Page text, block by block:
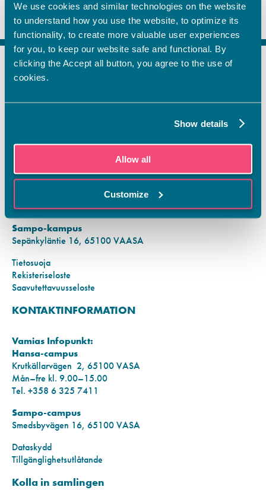
We use cookies and similar technologies on the website
to understand how you use the website, to optimize its
functionality, to create more valuable user experiences
for you, to keep our website safe and functional. By
clicking the Accept all button, you agree to the use of
cookies.
Show details
Allow all
Customize
Ruutikellarintie 2, 65100 VAASA
Ma–pe klo 9.00–15.00
Puh. +358 6 325 7411
Sampo-kampus
Sepänkyläntie 16, 65100 VAASA
Tietosuoja
Rekisteriseloste
Saavutettavuusseloste
KONTAKTINFORMATION
Vamias Infopunkt:
Hansa-campus
Krutkällarvägen 2, 65100 VASA
Mån–fre kl. 9.00–15.00
Tel. +358 6 325 7411
Sampo-campus
Smedsbyvägen 16, 65100 VASA
Dataskydd
Tillgänglighetsutlåtande
Kolla in samlingen